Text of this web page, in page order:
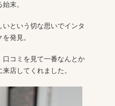
末。
という切な思いでインタ
発見。
口コミを見て一番なんとか
店してくれました。